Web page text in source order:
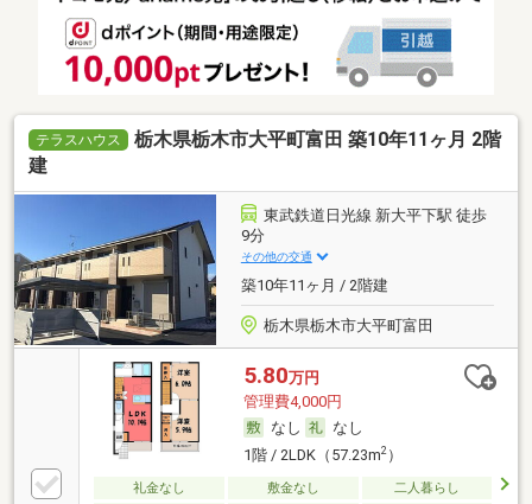
テラスハウス
栃木県栃木市大平町富田 築10年11ヶ月 2階
建
東武鉄道日光線 新大平下駅 徒歩
9分
その他の交通
築10年11ヶ月 / 2階建
栃木県栃木市大平町富田
5.80万円
管理費4,000円
なし
なし
1階 / 2LDK（57.23m2）
礼金なし 敷金なし
二人暮らし